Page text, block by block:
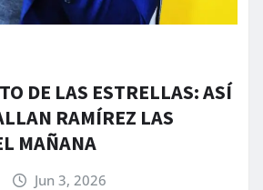
DE LAS ESTRELLAS: ASÍ
RAMÍREZ LAS
MAÑANA
Jun 3, 2026